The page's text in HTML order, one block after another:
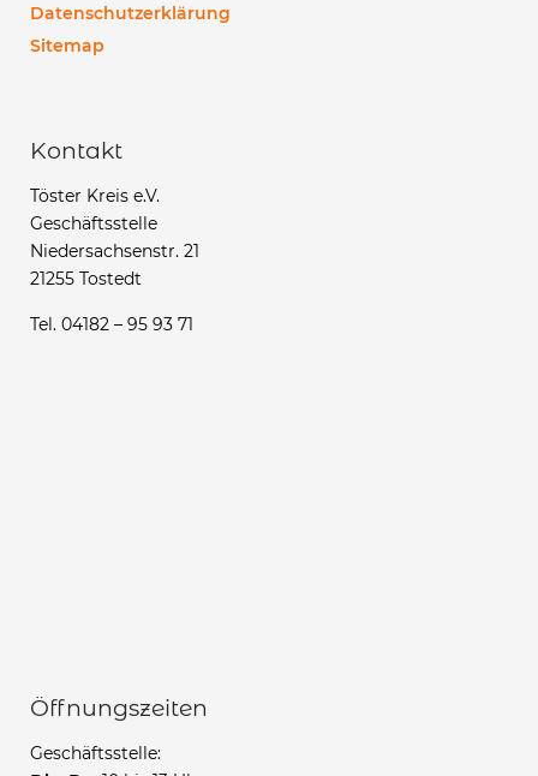
Datenschutzerklärung
Sitemap
Kontakt
Töster Kreis e.V.
Geschäftsstelle
Niedersachsenstr. 21
21255 Tostedt
Tel. 04182 – 95 93 71
Öffnungszeiten
Geschäftsstelle: